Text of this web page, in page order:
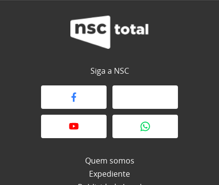
Siga a NSC
Quem somos
Expediente